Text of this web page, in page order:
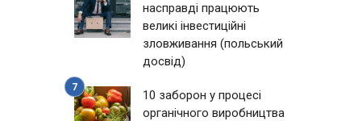
насправді працюють
великі інвестиційні
зловживання (польський
досвід)
10 заборон у процесі
органічного виробництва